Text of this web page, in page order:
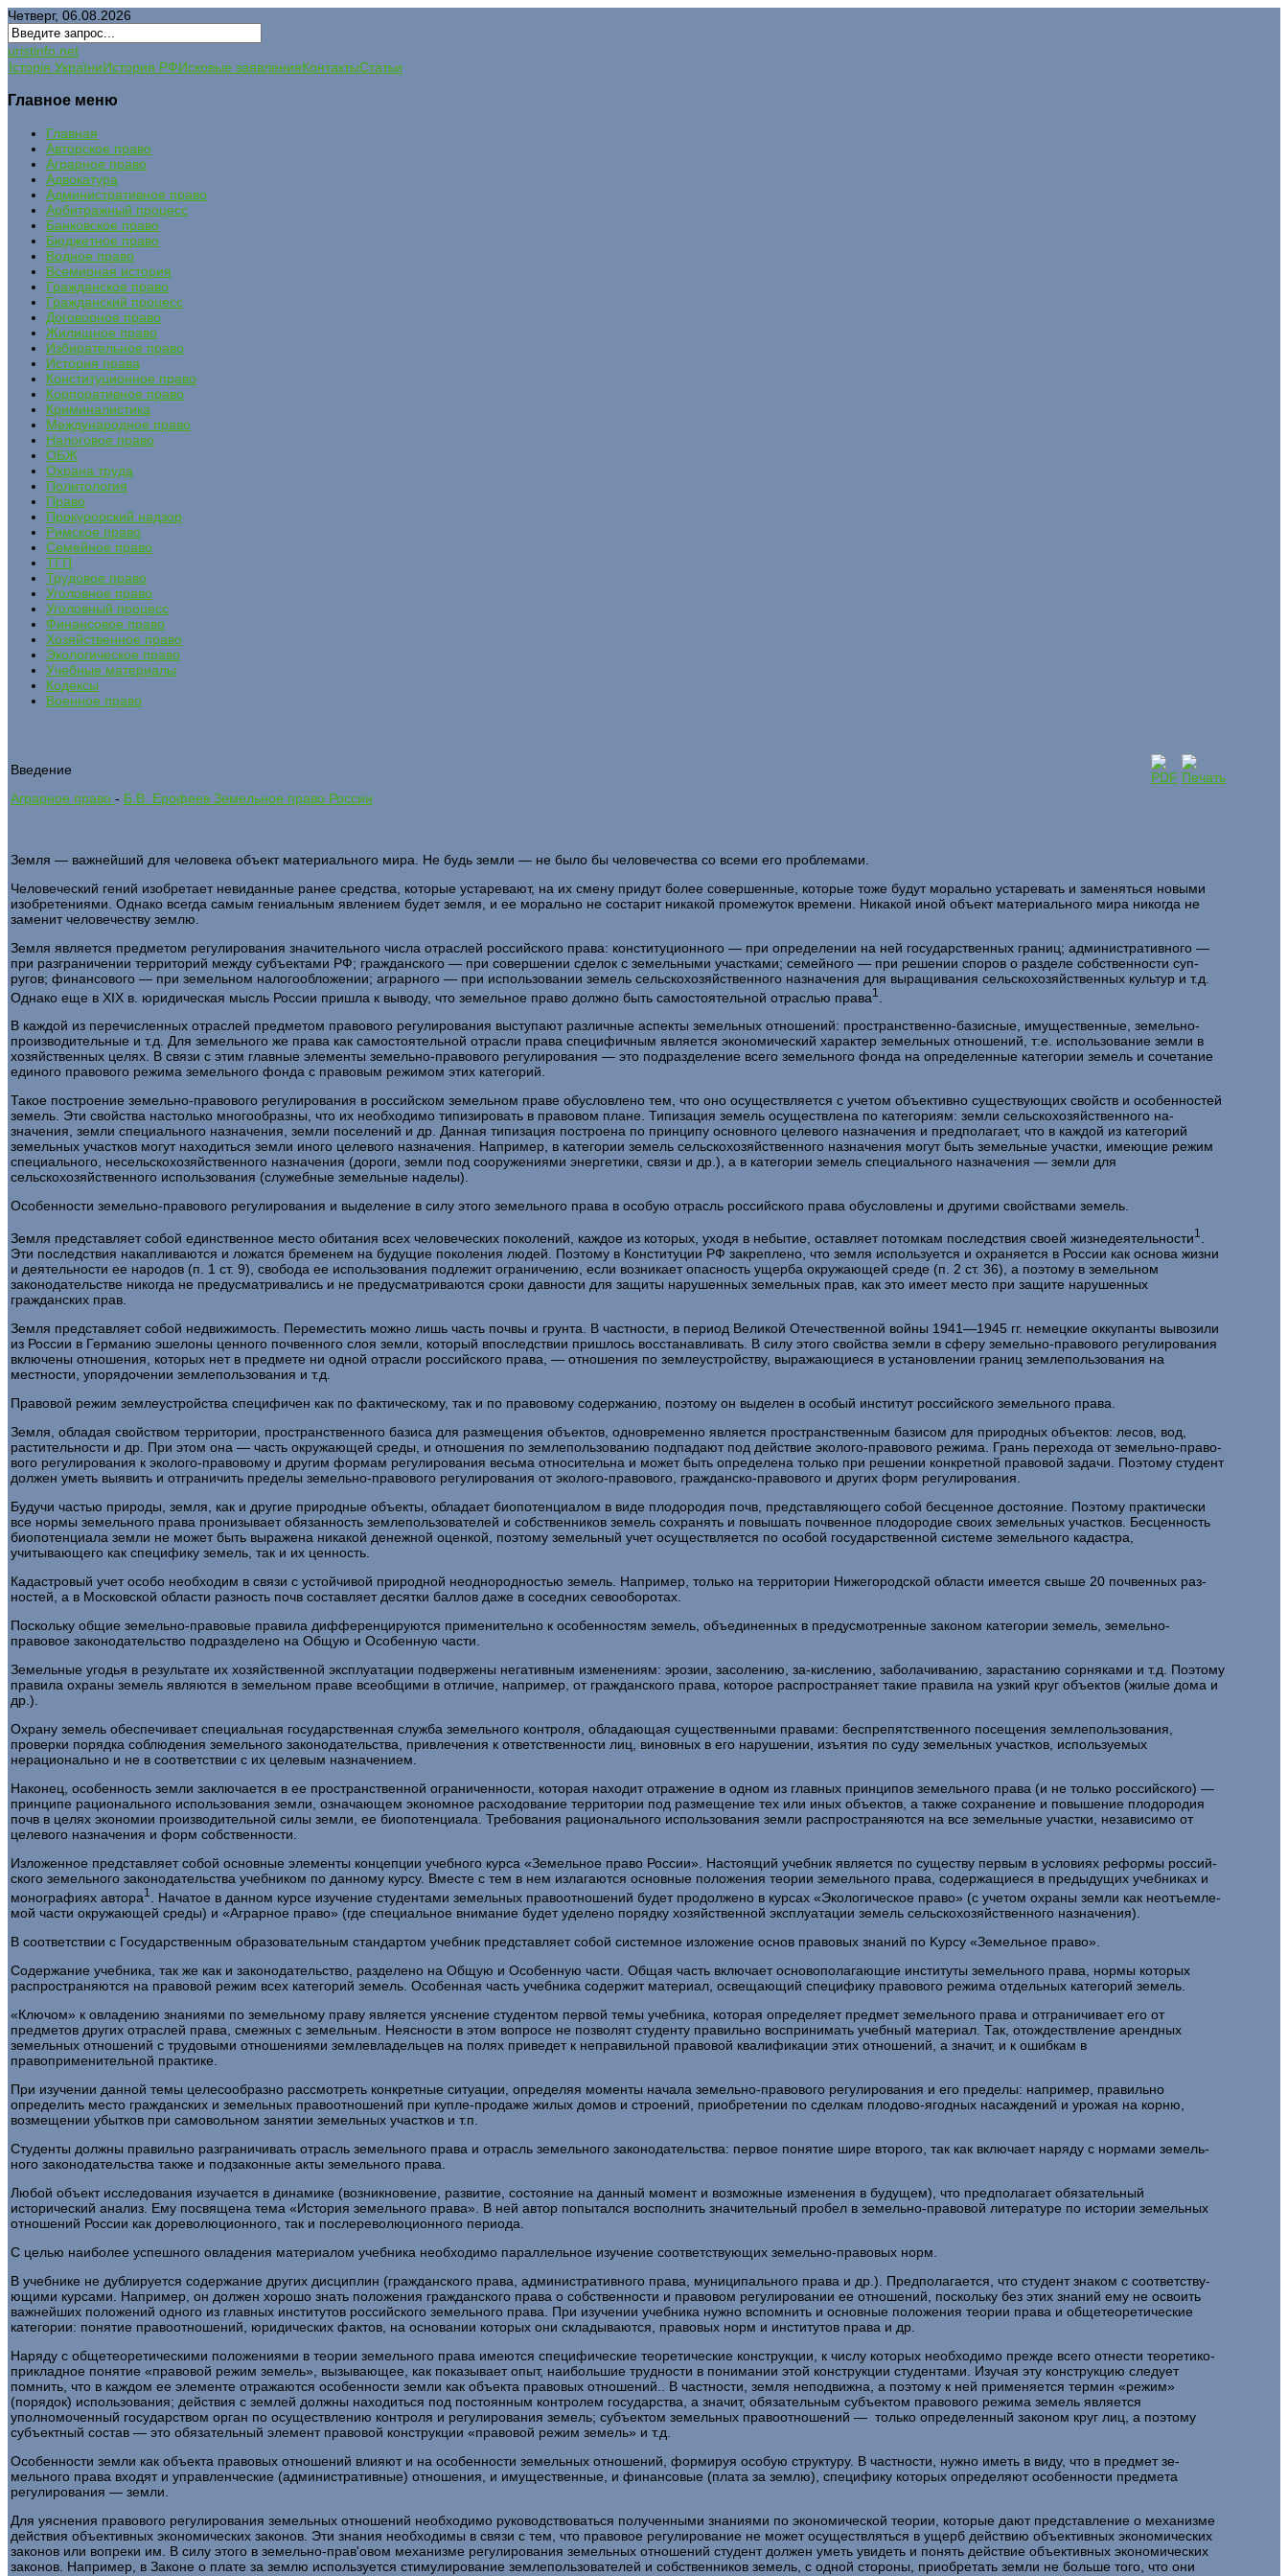
Четверг, 06.08.2026
uristinfo.net
Історія УкраїниИстория РФИсковые заявленияКонтактыСтатьи
Главное меню
Главная
Авторское право
Аграрное право
Адвокатура
Административное право
Арбитражный процесс
Банковское право
Бюджетное право
Водное право
Всемирная история
Гражданское право
Гражданский процесс
Договорное право
Жилищное право
Избирательное право
История права
Конституционное право
Корпоративное право
Криминалистика
Международное право
Налоговое право
ОБЖ
Охрана труда
Политология
Право
Прокурорский надзор
Римское право
Семейное право
ТГП
Трудовое право
Уголовное право
Уголовный процесс
Финансовое право
Хозяйственное право
Экологическое право
Учебные материалы
Кодексы
Военное право
Введение
Аграрное право - Б.В. Ерофеев Земельное право России
Земля — важнейший для человека объект материального мира. Не будь земли — не было бы человечества со всеми его проблемами.
Человеческий гений изобретает невиданные ранее средства, которые устаревают, на их смену придут более совершенные, ко­торые тоже будут морально устаревать и заменяться новыми
изобретениями. Однако всегда самым гениальным явлением будет земля, и ее морально не состарит никакой промежуток времени. Никакой иной объект материального мира никогда не
заменит человечеству землю.
Земля является предметом регулирования значительного чис­ла отраслей российского права: конституционного — при опре­делении на ней государственных границ; административного —
при разграничении территорий между субъектами РФ; граждан­ского — при совершении сделок с земельными участками; се­мейного — при решении споров о разделе собственности суп­
ругов; финансового — при земельном налогообложении; аграр­ного — при использовании земель сельскохозяйственного назначения для выращивания сельскохозяйственных культур и т.д.
Однако еще в XIX в. юридическая мысль России пришла к выводу, что земельное право должно быть самостоятельной от­раслью права1
В каждой из перечисленных отраслей предметом правового регулирования выступают различные аспекты земельных отно­шений: пространственно-базисные, имущественные, земельно-
производительные и т.д. Для земельного же права как само­стоятельной отрасли права специфичным является экономиче­ский характер земельных отношений, т:е. использование земли в
хозяйственных целях. В связи с этим главные элементы зе­мельно-правового регулирования — это подразделение всего земельного фонда на определенные категории земель и сочета­ние
единого правового режима земельного фонда с правовым режимом этих категорий.
Такое построение земельно-правового регулирования в рос­сийском земельном праве обусловлено тем, что оно осуществля­ется с учетом объективно существующих свойств и особенно­стей
земель. Эти свойства настолько многообразны, что их не­обходимо типизировать в правовом плане. Типизация земель осуществлена по категориям: земли сельскохозяйственного на­
значения, земли специального назначения, земли поселений и др. Данная типизация построена по принципу основного целевого назначения и предполагает, что в каждой из категорий
земель­ных участков могут находиться земли иного целевого назначе­ния. Например, в категории земель сельскохозяйственного назна­чения могут быть земельные участки, имеющие режим
специаль­ного, несельскохозяйственного назначения (дороги, земли под сооружениями энергетики, связи и др.), а в категории земель специального назначения — земли для
сельскохозяйственного использования (служебные земельные наделы).
Особенности земельно-правового регулирования и выделение в силу этого земельного права в особую отрасль российского права обусловлены и другими свойствами земель.
Земля представляет собой единственное место обитания всех человеческих поколений, каждое из которых, уходя в небытие, ос­тавляет потомкам последствия своей жизнедеятельности1
Эти последствия накапливаются и ложатся бременем на будущие поколения людей. Поэтому в Конституции РФ закреплено, что земля используется и охраняется в России как основа жизни
и деятельности ее народов (п. 1 ст. 9), свобода ее использования подлежит ограничению, если возникает опасность ущерба окру­жающей среде (п. 2 ст. 36), а поэтому в земельном
законодатель­стве никогда не предусматривались и не предусматриваются сроки давности для защиты нарушенных земельных прав, как это имеет место при защите нарушенных
гражданских прав.
Земля представляет собой недвижимость. Переместить мож­но лишь часть почвы и грунта. В частности, в период Великой Отечественной войны 1941—1945 гг. немецкие оккупанты вы­возили
из России в Германию эшелоны ценного почвенного слоя земли, который впоследствии пришлось восстанавливать. В силу этого свойства земли в сферу земельно-правового регулирова­ния
включены отношения, которых нет в предмете ни одной отрасли российского права, — отношения по землеустройству, выражающиеся в установлении границ землепользования на
местности, упорядочении землепользования и т.д.
Правовой режим землеустройства специфичен как по факти­ческому, так и по правовому содержанию, поэтому он выделен в особый институт российского земельного права.
Земля, обладая свойством территории, пространственного ба­зиса для размещения объектов, одновременно является простран­ственным базисом для природных объектов: лесов, вод,
раститель­ности и др. При этом она — часть окружающей среды, и отно­шения по землепользованию подпадают под действие эколого-правового режима. Грань перехода от земельно-право­
вого регулирования к эколого-правовому и другим формам ре­гулирования весьма относительна и может быть определена только при решении конкретной правовой задачи. Поэтому сту­дент
должен уметь выявить и отграничить пределы земельно-правового регулирования от эколого-правового, гражданско-пра­вового и других форм регулирования.
Будучи частью природы, земля, как и другие природные объек­ты, обладает биопотенциалом в виде плодородия почв, представ­ляющего собой бесценное достояние. Поэтому практически
все нормы земельного права пронизывает обязанность землепользо­вателей и собственников земель сохранять и повышать почвен­ное плодородие своих земельных участков. Бесценность
биопо­тенциала земли не может быть выражена никакой денежной оценкой, поэтому земельный учет осуществляется по особой государственной системе земельного кадастра,
учитывающего как специфику земель, так и их ценность.
Кадастровый учет особо необходим в связи с устойчивой при­родной неоднородностью земель. Например, только на террито­рии Нижегородской области имеется свыше 20 почвенных раз­
ностей, а в Московской области разность почв составляет десят­ки баллов даже в соседних севооборотах.
Поскольку общие земельно-правовые правила дифференциру­ются применительно к особенностям земель, объединенных в пре­дусмотренные законом категории земель, земельно-
правовое за­конодательство подразделено на Общую и Особенную части.
Земельные угодья в результате их хозяйственной эксплуата­ции подвержены негативным изменениям: эрозии, засолению, за-кислению, заболачиванию, зарастанию сорняками и т.д. Поэто­му
правила охраны земель являются в земельном праве всеоб­щими в отличие, например, от гражданского права, которое распространяет такие правила на узкий круг объектов (жилые дома и
др.).
Охрану земель обеспечивает специальная государственная служба земельного контроля, обладающая существенными права­ми: беспрепятственного посещения землепользования,
проверки порядка соблюдения земельного законодательства, привлечения к ответственности лиц, виновных в его нарушении, изъятия по суду земельных участков, используемых
нерационально и не в соответ­ствии с их целевым назначением.
Наконец, особенность земли заключается в ее пространствен­ной ограниченности, которая находит отражение в одном из глав­ных принципов земельного права (и не только российского) —
принципе рационального использования земли, означающем эко­номное расходование территории под размещение тех или иных объектов, а также сохранение и повышение плодородия
почв в целях экономии производительной силы земли, ее биопотенциа­ла. Требования рационального использования земли распростра­няются на все земельные участки, независимо от
целевого на­значения и форм собственности.
Изложенное представляет собой основные элементы концеп­ции учебного курса «Земельное право России». Настоящий учеб­ник является по существу первым в условиях реформы россий­
ского земельного законодательства учебником по данному кур­су. Вместе с тем в нем излагаются основные положения теории земельного права, содержащиеся в предыдущих учебниках и
монографиях автора1
. Начатое в данном курсе изучение студен­тами земельных правоотношений будет продолжено в курсах «Экологическое право» (с учетом охраны земли как неотъемле­
мой части окружающей среды) и «Аграрное право» (где специ­альное внимание будет уделено порядку хозяйственной эксплу­атации земель сельскохозяйственного назначения).
В соответствии с Государственным образовательным стандар­том учебник представляет собой системное изложение основ правовых знаний по Kypсy «Земельное право».
Содержание учебника, так же как и законодательство, разде­лено на Общую и Особенную части. Общая часть включает ос­новополагающие институты земельного права, нормы которых
распространяются на правовой режим всех категорий земель. Особенная часть учебника содержит материал, освещающий специфику правового режима отдельных категорий земель.
«Ключом» к овладению знаниями по земельному праву является уяснение студентом первой темы учебника, которая определяет предмет земельного права и отграничивает его от
предметов дру­гих отраслей права, смежных с земельным. Неясности в этом воп­росе не позволят студенту правильно воспринимать учебный мате­риал. Так, отождествление арендных
земельных отношений с тру­довыми отношениями землевладельцев на полях приведет к неправильной правовой квалификации этих отношений, а значит, и к ошибкам в
правоприменительной практике.
При изучении данной темы целесообразно рассмотреть кон­кретные ситуации, определяя моменты начала земельно-правово­го регулирования и его пределы: например, правильно
определить место гражданских и земельных правоотношений при купле-продаже жилых домов и строений, приобретении по сделкам плодово-ягодных насаждений и урожая на корню,
возмещении убытков при самовольном занятии земельных участков и т.п.
Студенты должны правильно разграничивать отрасль земель­ного права и отрасль земельного законодательства: первое по­нятие шире второго, так как включает наряду с нормами земель­
ного законодательства также и подзаконные акты земельного права.
Любой объект исследования изучается в динамике (возникно­вение, развитие, состояние на данный момент и возможные изме­нения в будущем), что предполагает обязательный
исторический анализ. Ему посвящена тема «История земельного права». В ней автор попытался восполнить значительный пробел в земельно-пра­вовой литературе по истории земельных
отношений России как дореволюционного, так и послереволюционного периода.
С целью наиболее успешного овладения материалом учебни­ка необходимо параллельное изучение соответствующих земель­но-правовых норм.
В учебнике не дублируется содержание других дисциплин (гражданского права, административного права, муниципального права и др.). Предполагается, что студент знаком с соответству­
ющими курсами. Например, он должен хорошо знать положения гражданского права о собственности и правовом регулировании ее отношений, поскольку без этих знаний ему не освоить
важнейших положений одного из главных институтов российского земельного права. При изучении учебника нужно вспомнить и основные поло­жения теории права и общетеоретические
категории: понятие пра­воотношений, юридических фактов, на основании которых они складываются, правовых норм и институтов права и др.
Наряду с общетеоретическими положениями в теории земель­ного права имеются специфические теоретические конструкции, к числу которых необходимо прежде всего отнести теоретико-
прикладное понятие «правовой режим земель», вызывающее, как показывает опыт, наибольшие трудности в понимании этой кон­струкции студентами. Изучая эту конструкцию следует
помнить, что в каждом ее элементе отражаются особенности земли как объекта правовых отношений.. В частности, земля неподвижна, а поэтому к ней применяется термин «режим»
(порядок) исполь­зования; действия с землей должны находиться под постоянным контролем государства, а значит, обязательным субъектом пра­вового режима земель является
уполномоченный государством орган по осуществлению контроля и регулирования земель; субъектом земельных правоотношений — только определенный законом круг лиц, а поэтому
субъектный состав — это обязатель­ный элемент правовой конструкции «правовой режим земель» и т.д.
Особенности земли как объекта правовых отношений влия­ют и на особенности земельных отношений, формируя особую структуру. В частности, нужно иметь в виду, что в предмет зе­
мельного права входят и управленческие (административные) отношения, и имущественные, и финансовые (плата за землю), специфику которых определяют особенности предмета
регули­рования — земли.
Для уяснения правового регулирования земельных отношений необходимо руководствоваться полученными знаниями по экономической теории, которые дают представление о механиз­ме
действия объективных экономических законов. Эти знания необходимы в связи с тем, что правовое регулирование не может осуществляться в ущерб действию объективных экономи­ческих
законов или вопреки им. В силу этого в земельно-пра­в'овом механизме регулирования земельных отношений студент должен уметь увидеть и понять действие объективных экономи­ческих
законов. Например, в Законе о плате за землю использу­ется стимулирование землепользователей и собственников зе­мель, с одной стороны, приобретать земли не больше того, что они